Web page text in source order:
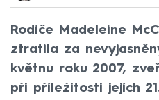
Rodiče Madeleine
ztratila za
květnu roku 2007,
při příležitosti jejích